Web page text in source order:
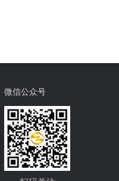
微信公众号